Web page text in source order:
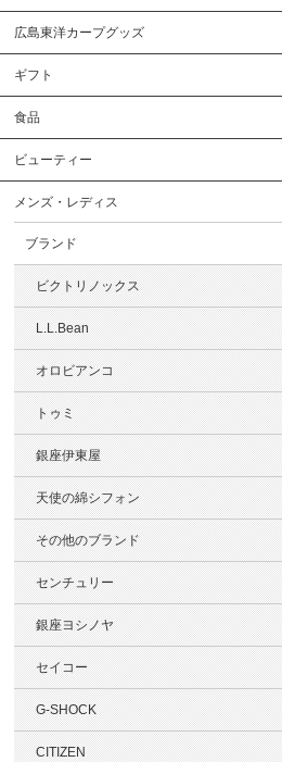
広島東洋カープグッズ
ギフト
食品
ビューティー
メンズ・レディス
ブランド
ビクトリノックス
L.L.Bean
オロビアンコ
トゥミ
銀座伊東屋
天使の綿シフォン
その他のブランド
センチュリー
銀座ヨシノヤ
セイコー
G-SHOCK
CITIZEN